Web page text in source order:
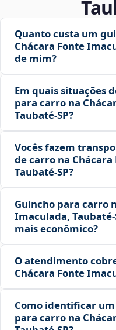
Quanto custa um
Chácara Fonte
de mim?
Em quais situações
para carro na
Taubaté‑SP?
Vocês fazem
de carro na
Taubaté‑SP?
Guincho para carro
Imaculada,
mais econômico?
O atendimento
Chácara Fonte
Como identificar
para carro na